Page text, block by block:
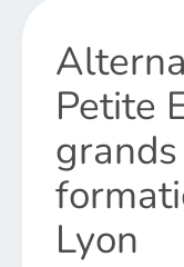
Petite
Lyon